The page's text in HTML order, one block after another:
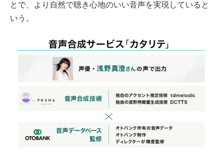
とで、より自然で聴き心地のいい音声を実現していると
いう。